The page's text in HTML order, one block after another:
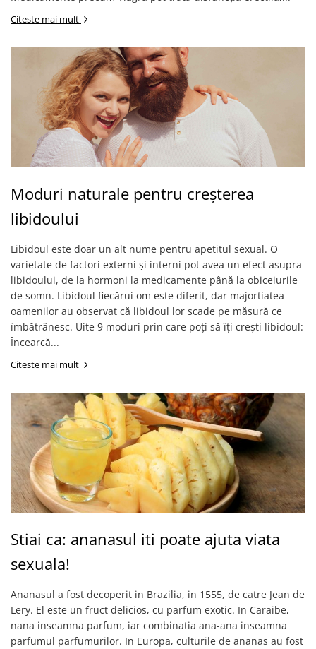
Citeste mai mult
Moduri naturale pentru creșterea
libidoului
Libidoul este doar un alt nume pentru apetitul sexual. O
varietate de factori externi și interni pot avea un efect asupra
libidoului, de la hormoni la medicamente până la obiceiurile
de somn. Libidoul fiecărui om este diferit, dar majortiatea
oamenilor au observat că libidoul lor scade pe măsură ce
îmbătrânesc. Uite 9 moduri prin care poți să îți crești libidoul:
Încearcă...
Citeste mai mult
Stiai ca: ananasul iti poate ajuta viata
sexuala!
Ananasul a fost decoperit in Brazilia, in 1555, de catre Jean de
Lery. El este un fruct delicios, cu parfum exotic. In Caraibe,
nana inseamna parfum, iar combinatia ana-ana inseamna
parfumul parfumurilor. In Europa, culturile de ananas au fost